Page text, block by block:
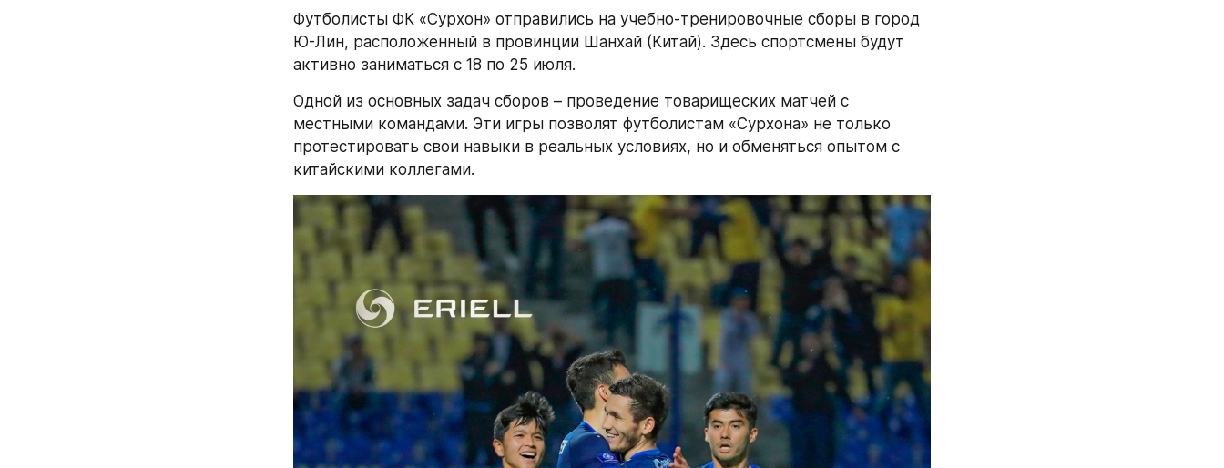
Футболисты ФК «Сурхон» отправились на учебно-тренировочные сборы в город
Ю-Лин, расположенный в провинции Шанхай (Китай). Здесь спортсмены будут
активно заниматься с 18 по 25 июля.
Одной из основных задач сборов – проведение товарищеских матчей с
местными командами. Эти игры позволят футболистам «Сурхона» не только
протестировать свои навыки в реальных условиях, но и обменяться опытом с
китайскими коллегами.